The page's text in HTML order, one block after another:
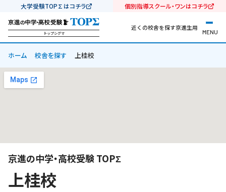
大学受験TOP∑はコチラ 個別指導スクール・ワンはコチラ
トップシグマ
近くの校舎を探す京進生用
MENU
ホーム 校舎を探す 上桂校
京進の中学・高校受験 TOPΣ
上桂校